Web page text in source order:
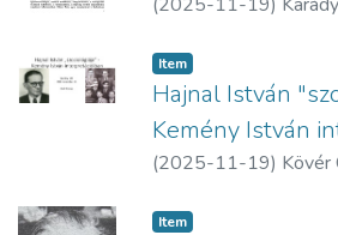
(2025-11-19)
Item
Hajnal István
Kemény István
(2025-11-19) Kövér
Item